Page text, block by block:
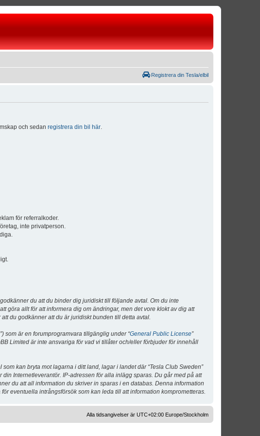
Registrera din Tesla/elbil
och sedan registrera din bil här.
för referralkoder.
inte privatperson.
godkänner du att du binder dig juridiskt till följande avtal. Om du inte
göra allt för att informera dig om ändringar, men det vore klokt av dig att
du godkänner att du är juridiskt bunden till detta avtal.
som är en forumprogramvara tillgänglig under “General Public License”
Limited är inte ansvariga för vad vi tillåter och/eller förbjuder för innehåll
kan bryta mot lagarna i ditt land, lagar i landet där “Tesla Club Sweden”
Internetleverantör. IP-adressen för alla inlägg sparas. Du går med på att
du att all information du skriver in sparas i en databas. Denna information
eventuella intrångsförsök som kan leda till att information komprometteras.
Alla tidsangivelser är UTC+02:00 Europe/Stockholm